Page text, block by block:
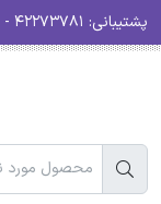
پشتیبانی: